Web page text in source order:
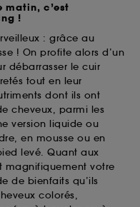
matin, c’est
!
: grâce au
! On profite alors d’un
débarrasser le cuir
tout en leur
dont ils ont
cheveux, parmi les
version liquide ou
en mousse ou en
levé. Quant aux
magnifiquement votre
de bienfaits qu’ils
colorés,